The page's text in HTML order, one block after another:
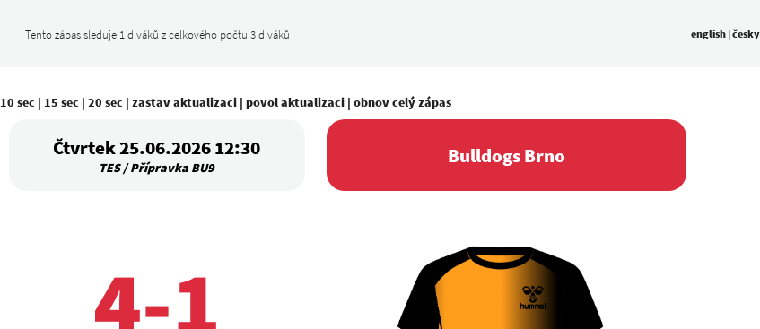
Tento zápas sleduje 1 diváků z celkového počtu 3 diváků english |česky
10 sec | 15 sec | 20 sec | zastav aktualizaci| povol aktualizaci| obnov celý zápas
Čtvrtek 25.06.2026 12:30
TES / Přípravka BU9 Bulldogs Brno
4-1